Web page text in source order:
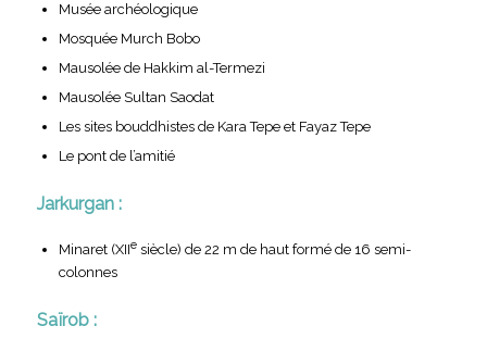
Musée archéologique
Mosquée Murch Bobo
Mausolée de Hakkim al-Termezi
Mausolée Sultan Saodat
Les sites bouddhistes de Kara Tepe et Fayaz Tepe
Le pont de l’amitié
Jarkurgan :
Minaret (XIIesiècle) de 22 m de haut formé de 16 semi-
colonnes
Saïrob :